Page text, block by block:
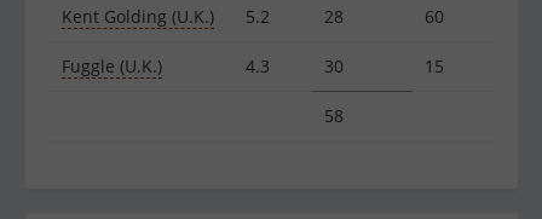
Kent Golding (U.K.) 5.2 28 60
Fuggle (U.K.) 4.3 30 15
58